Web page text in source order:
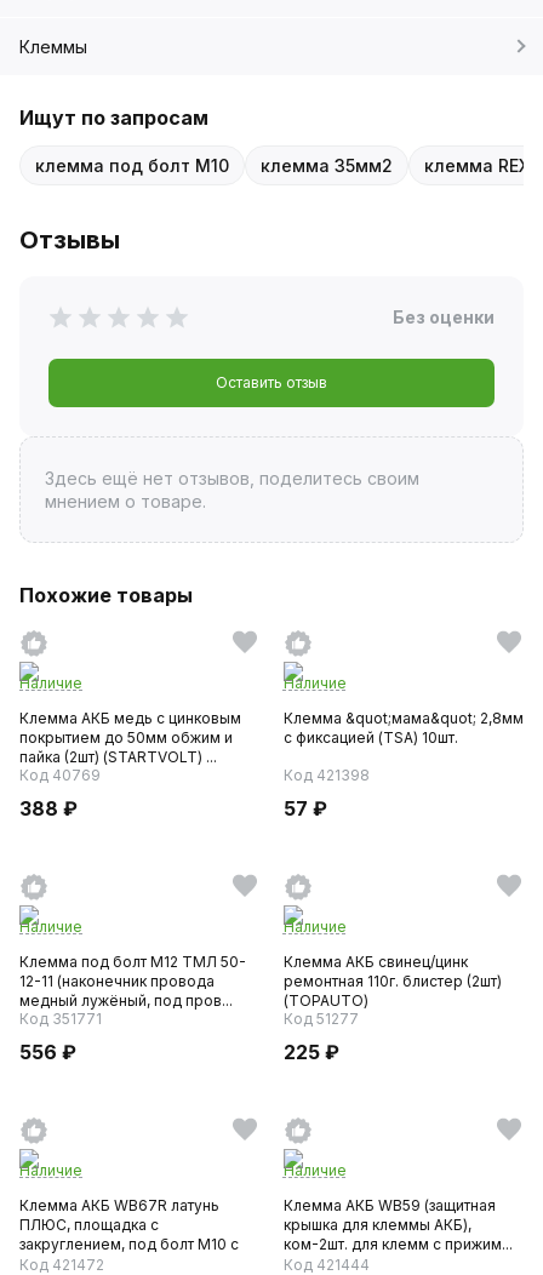
Клеммы
Ищут по запросам
клемма под болт М10 клемма 35мм2 клемма
Отзывы
Без оценки
Оставить отзыв
Здесь ещё нет отзывов, поделитесь своим
мнением о товаре.
Похожие товары
Наличие
Клемма АКБ медь с цинковым
покрытием до 50мм обжим и
пайка (2шт) (STARTVOLT) ...
Код 40769
388 ₽
Наличие
Клемма &quot;мама&quot; 2,8мм
с фиксацией (TSA) 10шт.
Код 421398
57 ₽
Наличие
Клемма под болт М12 ТМЛ 50-
12-11 (наконечник провода
медный лужёный, под пров...
Код 351771
556 ₽
Наличие
Клемма АКБ свинец/цинк
ремонтная 110г. блистер (2шт)
(TOPAUTO)
Код 51277
225 ₽
Наличие
Клемма АКБ WB67R латунь
ПЛЮС, площадка с
закруглением, под болт М10 с
барашко...
Код 421472
Наличие
Клемма АКБ WB59 (защитная
крышка для клеммы АКБ),
ком-2шт. для клемм с прижим...
Код 421444